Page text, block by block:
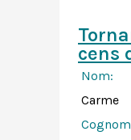
cens
Nom:
Carme